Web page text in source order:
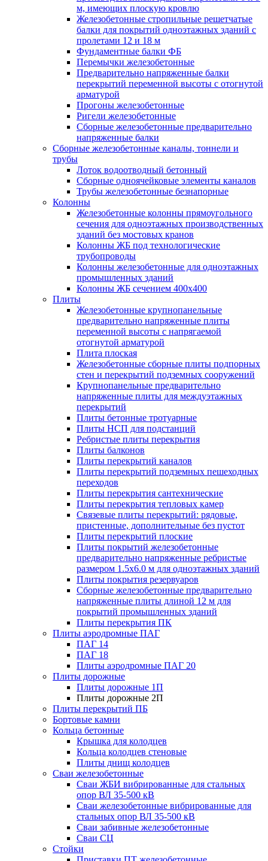
м, имеющих плоскую кровлю
Железобетонные стропильные решетчатые
балки для покрытий одноэтажных зданий с
пролетами 12 и 18 м
Фундаментные балки ФБ
Перемычки железобетонные
Предварительно напряженные балки
перекрытий переменной высоты с отогнутой
арматурой
Прогоны железобетонные
Ригели железобетонные
Сборные железобетонные предварительно
напряженные балки
Сборные железобетонные каналы, тоннели и
трубы
Лоток водоотводный бетонный
Сборные одноячейковые элементы каналов
Трубы железобетонные безнапорные
Колонны
Железобетонные колонны прямоугольного
сечения для одноэтажных производственных
зданий без мостовых кранов
Колонны ЖБ под технологические
трубопроводы
Колонны железобетонные для одноэтажных
промышленных зданий
Колонны ЖБ сечением 400х400
Плиты
Железобетонные крупнопанельные
предварительно напряженные плиты
переменной высоты с напрягаемой
отогнутой арматурой
Плита плоская
Железобетонные сборные плиты подпорных
стен и перекрытий подземных сооружений
Крупнопанельные предварительно
напряженные плиты для междуэтажных
перекрытий
Плиты бетонные тротуарные
Плиты НСП для подстанций
Ребристые плиты перекрытия
Плиты балконов
Плиты перекрытий каналов
Плиты перекрытий подземных пешеходных
переходов
Плиты перекрытия сантехнические
Плиты перекрытия тепловых камер
Связевые плиты перекрытий: рядовые,
пристенные, дополнительные без пустот
Плиты перекрытий плоские
Плиты покрытий железобетонные
предварительно напряженные ребристые
размером 1.5х6.0 м для одноэтажных зданий
Плиты покрытия резервуаров
Сборные железобетонные предварительно
напряженные плиты длиной 12 м для
покрытий промышленных зданий
Плиты перекрытия ПК
Плиты аэродромные ПАГ
ПАГ 14
ПАГ 18
Плиты аэродромные ПАГ 20
Плиты дорожные
Плиты дорожные 1П
Плиты дорожные 2П
Плиты перекрытий ПБ
Бортовые камни
Кольца бетонные
Крышка для колодцев
Кольца колодцев стеновые
Плиты днищ колодцев
Сваи железобетонные
Сваи ЖБИ вибрированные для стальных
опор ВЛ 35-500 кВ
Сваи железобетонные вибрированные для
стальных опор ВЛ 35-500 кВ
Сваи забивные железобетонные
Сваи СЦ
Стойки